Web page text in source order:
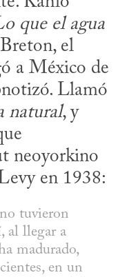
que el agua
el
a México de
Llamó
natural, y
neoyorkino
en 1938:
tuvieron
al llegar a
madurado,
en un